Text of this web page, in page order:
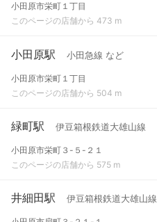
小田原市栄町１丁目
このページの店舗から 473 m
小田原駅 小田急線 など
小田原市栄町１丁目
このページの店舗から 504 m
緑町駅 伊豆箱根鉄道大雄山線
小田原市栄町３-５-２１
このページの店舗から 575 m
井細田駅 伊豆箱根鉄道大雄山線